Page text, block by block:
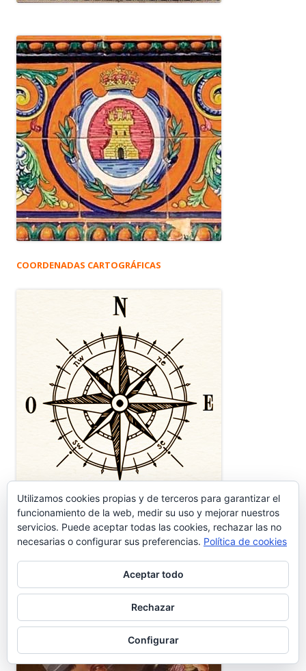
COORDENADAS CARTOGRÁFICAS
Utilizamos cookies propias y de terceros para garantizar el
funcionamiento de la web, medir su uso y mejorar nuestros
servicios. Puede aceptar todas las cookies, rechazar las no
necesarias o configurar sus preferencias. Política de cookies
Aceptar todo
Rechazar
Configurar